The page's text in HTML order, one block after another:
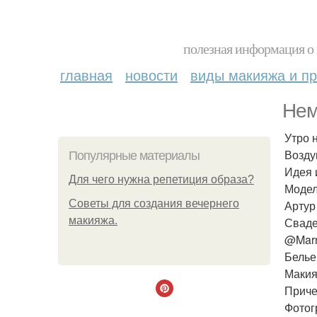
полезная информация
главная новости виды макияжа и
Популярные материалы
Для чего нужна репетиция образа?
Советы для создания вечернего
макияжа.
Утро
Идея